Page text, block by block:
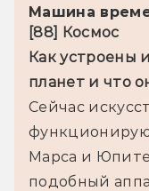
Машина
[88]
Как устроены
Сейчас
Марса и
подобный